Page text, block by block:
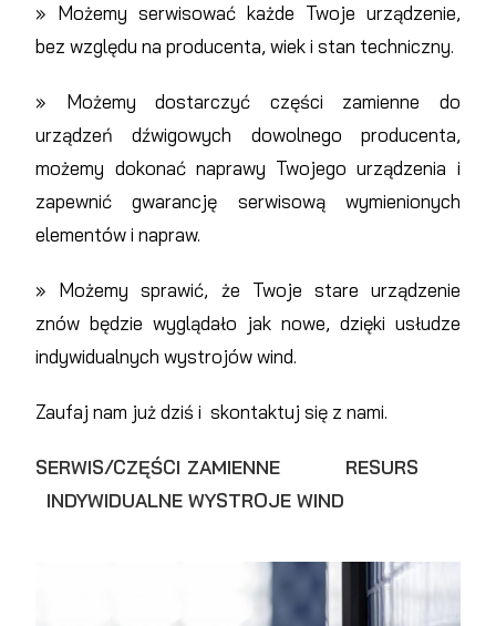
» Możemy serwisować każde Twoje urządzenie,
bez względu na producenta, wiek i stan techniczny.
» Możemy dostarczyć części zamienne do
urządzeń dźwigowych dowolnego producenta,
możemy dokonać naprawy Twojego urządzenia i
zapewnić gwarancję serwisową wymienionych
elementów i napraw.
» Możemy sprawić, że Twoje stare urządzenie
znów będzie wyglądało jak nowe, dzięki usłudze
indywidualnych wystrojów wind.
Zaufaj nam już dziś i skontaktuj się z nami.
SERWIS/CZĘŚCI ZAMIENNE
RESURS
INDYWIDUALNE WYSTROJE WIND